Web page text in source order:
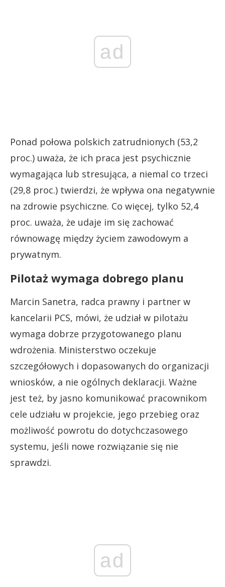
ad
Ponad połowa polskich zatrudnionych (53,2
proc.) uważa, że ich praca jest psychicznie
wymagająca lub stresująca, a niemal co trzeci
(29,8 proc.) twierdzi, że wpływa ona negatywnie
na zdrowie psychiczne. Co więcej, tylko 52,4
proc. uważa, że udaje im się zachować
równowagę między życiem zawodowym a
prywatnym.
Pilotaż wymaga dobrego planu
Marcin Sanetra, radca prawny i partner w
kancelarii PCS, mówi, że udział w pilotażu
wymaga dobrze przygotowanego planu
wdrożenia. Ministerstwo oczekuje
szczegółowych i dopasowanych do organizacji
wniosków, a nie ogólnych deklaracji. Ważne
jest też, by jasno komunikować pracownikom
cele udziału w projekcie, jego przebieg oraz
możliwość powrotu do dotychczasowego
systemu, jeśli nowe rozwiązanie się nie
sprawdzi.
ad